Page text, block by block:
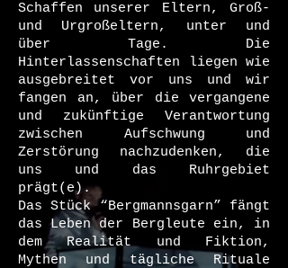
Schaffen unserer Eltern, Groß-
und Urgroßeltern, unter und
über Tage. Die
Hinterlassenschaften liegen wie
ausgebreitet vor uns und wir
fangen an, über die vergangene
und zukünftige Verantwortung
zwischen Aufschwung und
Zerstörung nachzudenken, die
uns und das Ruhrgebiet
prägt(e).
Das Stück “Bergmannsgarn” fängt
das Leben der Bergleute ein, in
dem Realität und Fiktion,
Mythen und tägliche Rituale